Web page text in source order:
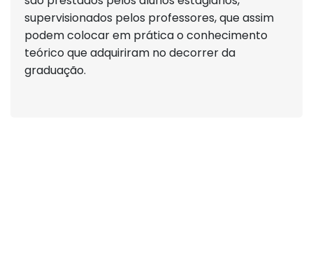
supervisionados pelos professores, que assim
podem colocar em prática o conhecimento
teórico que adquiriram no decorrer da
graduação.